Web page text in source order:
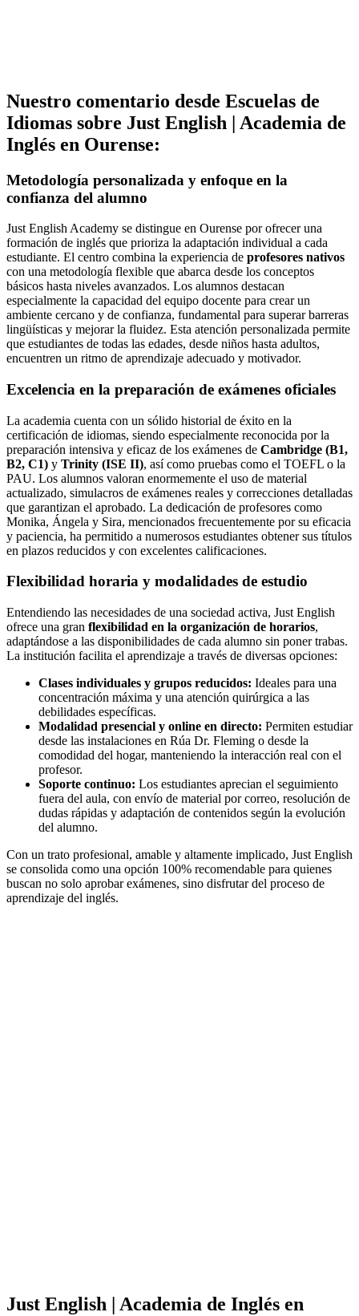
Nuestro comentario desde Escuelas de
Idiomas sobre Just English | Academia de
Inglés en Ourense:
Metodología personalizada y enfoque en la
confianza del alumno
Just English Academy se distingue en Ourense por ofrecer una
formación de inglés que prioriza la adaptación individual a cada
estudiante. El centro combina la experiencia de profesores nativos
con una metodología flexible que abarca desde los conceptos
básicos hasta niveles avanzados. Los alumnos destacan
especialmente la capacidad del equipo docente para crear un
ambiente cercano y de confianza, fundamental para superar barreras
lingüísticas y mejorar la fluidez. Esta atención personalizada permite
que estudiantes de todas las edades, desde niños hasta adultos,
encuentren un ritmo de aprendizaje adecuado y motivador.
Excelencia en la preparación de exámenes oficiales
La academia cuenta con un sólido historial de éxito en la
certificación de idiomas, siendo especialmente reconocida por la
preparación intensiva y eficaz de los exámenes de Cambridge (B1,
B2, C1) y Trinity (ISE II), así como pruebas como el TOEFL o la
PAU. Los alumnos valoran enormemente el uso de material
actualizado, simulacros de exámenes reales y correcciones detalladas
que garantizan el aprobado. La dedicación de profesores como
Monika, Ángela y Sira, mencionados frecuentemente por su eficacia
y paciencia, ha permitido a numerosos estudiantes obtener sus títulos
en plazos reducidos y con excelentes calificaciones.
Flexibilidad horaria y modalidades de estudio
Entendiendo las necesidades de una sociedad activa, Just English
ofrece una gran flexibilidad en la organización de horarios,
adaptándose a las disponibilidades de cada alumno sin poner trabas.
La institución facilita el aprendizaje a través de diversas opciones:
Clases individuales y grupos reducidos: Ideales para una
concentración máxima y una atención quirúrgica a las
debilidades específicas.
Modalidad presencial y online en directo: Permiten estudiar
desde las instalaciones en Rúa Dr. Fleming o desde la
comodidad del hogar, manteniendo la interacción real con el
profesor.
Soporte continuo: Los estudiantes aprecian el seguimiento
fuera del aula, con envío de material por correo, resolución de
dudas rápidas y adaptación de contenidos según la evolución
del alumno.
Con un trato profesional, amable y altamente implicado, Just English
se consolida como una opción 100% recomendable para quienes
buscan no solo aprobar exámenes, sino disfrutar del proceso de
aprendizaje del inglés.
Just English | Academia de Inglés en